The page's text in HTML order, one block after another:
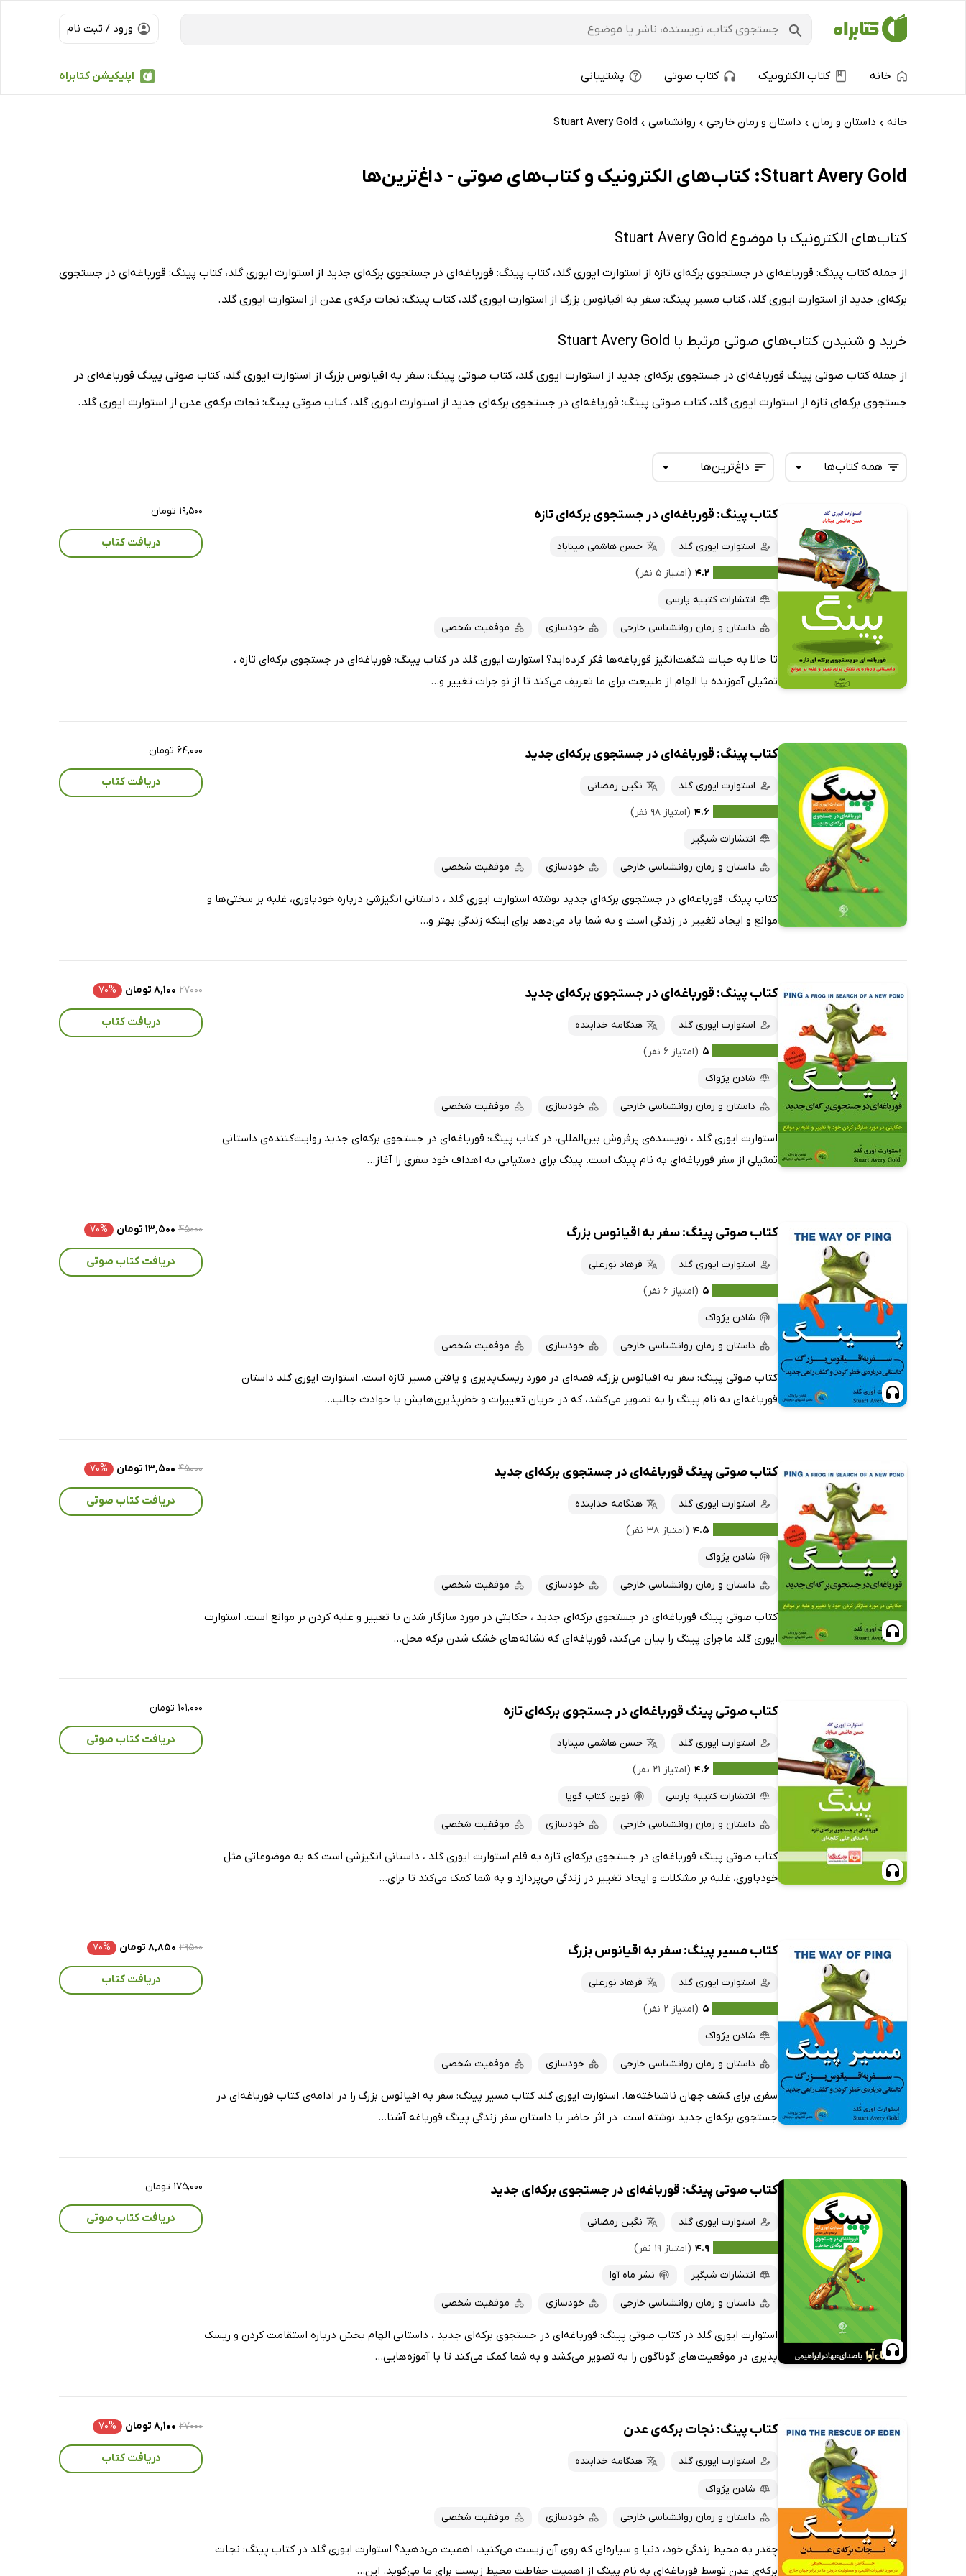
ورود / ثبت نام
اپلیکیشن کتابراه خانه کتاب الکترونیک کتاب صوتی پشتیبانی
خانه › داستان و رمان › داستان و رمان خارجی › روانشناسی ›
Stuart Avery Gold
Stuart Avery Gold: کتاب‌های الکترونیک و کتاب‌های صوتی - داغ‌ترین‌ها
کتاب‌های الکترونیک با موضوع Stuart Avery Gold
از جمله کتاب پینگ: قورباغه‌ای در جستجوی برکه‌ای تازه از استوارت ایوری گلد، کتاب پینگ: قورباغه‌ای در جستجوی برکه‌ای جدید از استوارت ایوری گلد، کتاب پینگ: قورباغه‌ای در جستجوی
برکه‌ای جدید از استوارت ایوری گلد، کتاب مسیر پینگ: سفر به اقیانوس بزرگ از استوارت ایوری گلد، کتاب پینگ: نجات برکه‌ی عدن از استوارت ایوری گلد.
خرید و شنیدن کتاب‌های صوتی مرتبط با Stuart Avery Gold
از جمله کتاب صوتی پینگ قورباغه‌ای در جستجوی برکه‌ای جدید از استوارت ایوری گلد، کتاب صوتی پینگ: سفر به اقیانوس بزرگ از استوارت ایوری گلد، کتاب صوتی پینگ قورباغه‌ای در
جستجوی برکه‌ای تازه از استوارت ایوری گلد، کتاب صوتی پینگ: قورباغه‌ای در جستجوی برکه‌ای جدید از استوارت ایوری گلد، کتاب صوتی پینگ: نجات برکه‌ی عدن از استوارت ایوری گلد.
داغ‌ترین‌ها
تازه‌ها
داغ‌ترین‌ها
پربحث‌ها
ارزان ترین‌ها
همه کتاب‌ها
همه کتاب‌ها
کتاب‌های صوتی
کتاب‌های متنی
کتاب پینگ: قورباغه‌ای در جستجوی برکه‌ای تازه
استوارت ایوری گلد
حسن هاشمی میناباد
۴.۲ (امتیاز ۵ نفر)
انتشارات کتیبه پارسی
داستان و رمان روانشناسی خارجی خودسازی موفقیت شخصی
تا‌ حالا به حیات شگفت‌انگیز قورباغه‌ها فکر کرده‌اید؟ استوارت ایوری گلد در کتاب پینگ: قورباغه‌ای در جستجوی برکه‌ای تازه ،
تمثیلی آموزنده با الهام از طبیعت برای ما تعریف می‌کند تا از نو جرات تغییر و...
۱۹,۵۰۰ تومان
دریافت کتاب
کتاب پینگ: قورباغه‌ای در جستجوی برکه‌ای جدید
استوارت ایوری گلد
نگین رمضانی
۴.۶ (امتیاز ۹۸ نفر)
انتشارات شبگیر
داستان و رمان روانشناسی خارجی خودسازی موفقیت شخصی
کتاب پینگ: قورباغه‌ای در جستجوی برکه‌ای جدید نوشته استوارت ایوری گلد ، داستانی انگیزشی درباره خودباوری، غلبه بر سختی‌ها و
موانع و ایجاد تغییر در زندگی است و به شما یاد می‌دهد برای اینکه زندگی بهتر و...
۶۴,۰۰۰ تومان
دریافت کتاب
کتاب پینگ: قورباغه‌ای در جستجوی برکه‌ای جدید
استوارت ایوری گلد
هنگامه خدابنده
۵ (امتیاز ۶ نفر)
شادن پژواک
داستان و رمان روانشناسی خارجی خودسازی موفقیت شخصی
استوارت ایوری گلد ، نویسنده‌ی پرفروش بین‌المللی، در کتاب پینگ: قورباغه‌ای در جستجوی برکه‌ای جدید روایت‌کننده‌ی داستانی
تمثیلی از سفر قورباغه‌ای به نام پینگ است. پینگ برای دستیابی به اهداف خود سفری را آغاز...
۲۷۰۰۰ ۸,۱۰۰ تومان ۷۰%
دریافت کتاب
کتاب صوتی پینگ: سفر به اقیانوس بزرگ
استوارت ایوری گلد
فرهاد نورعلی
۵ (امتیاز ۶ نفر)
شادن پژواک
داستان و رمان روانشناسی خارجی خودسازی موفقیت شخصی
کتاب صوتی پینگ: سفر به اقیانوس بزرگ، قصه‌ای در مورد ریسک‌پذیری و یافتن مسیر تازه است. استوارت ایوری گلد داستان
قورباغه‌ای به نام پینگ را به تصویر می‌کشد، که در جریان تغییرات و خطرپذیری‌هایش با حوادث جالب...
۴۵۰۰۰ ۱۳,۵۰۰ تومان ۷۰%
دریافت کتاب صوتی
کتاب صوتی پینگ قورباغه‌ای در جستجوی برکه‌ای جدید
استوارت ایوری گلد
هنگامه خدابنده
۴.۵ (امتیاز ۳۸ نفر)
شادن پژواک
داستان و رمان روانشناسی خارجی خودسازی موفقیت شخصی
کتاب صوتی پینگ قورباغه‌ای در جستجوی برکه‌ای جدید ، حکایتی در مورد سازگار شدن با تغییر و غلبه کردن بر موانع است. استوارت
ایوری گلد ماجرای پینگ را بیان می‌کند، قورباغه‌ای که نشانه‌های خشک شدن برکه محل...
۴۵۰۰۰ ۱۳,۵۰۰ تومان ۷۰%
دریافت کتاب صوتی
کتاب صوتی پینگ قورباغه‌ای در جستجوی برکه‌ای تازه
استوارت ایوری گلد
حسن هاشمی میناباد
۴.۶ (امتیاز ۲۱ نفر)
انتشارات کتیبه پارسی
نوین کتاب گویا
داستان و رمان روانشناسی خارجی خودسازی موفقیت شخصی
کتاب صوتی پینگ قورباغه‌ای در جستجوی برکه‌ای تازه به قلم استوارت ایوری گلد ، داستانی انگیزشی است که به موضوعاتی مثل
خودباوری، غلبه بر مشکلات و ایجاد تغییر در زندگی می‌پردازد و به شما کمک می‌کند تا برای...
۱۰۱,۰۰۰ تومان
دریافت کتاب صوتی
کتاب مسیر پینگ: سفر به اقیانوس بزرگ
استوارت ایوری گلد
فرهاد نورعلی
۵ (امتیاز ۲ نفر)
شادن پژواک
داستان و رمان روانشناسی خارجی خودسازی موفقیت شخصی
سفری برای کشف جهان ناشناخته‌ها. استوارت ایوری گلد کتاب مسیر پینگ: سفر به اقیانوس بزرگ را در ادامه‌ی کتاب قورباغه‌ای در
جستجوی برکه‌ای جدید نوشته است. در اثر حاضر با داستان سفر زندگی پینگ قورباغه آشنا...
۲۹۵۰۰ ۸,۸۵۰ تومان ۷۰%
دریافت کتاب
کتاب صوتی پینگ: قورباغه‌ای در جستجوی برکه‌ای جدید
استوارت ایوری گلد
نگین رمضانی
۴.۹ (امتیاز ۱۹ نفر)
انتشارات شبگیر
نشر ماه آوا
داستان و رمان روانشناسی خارجی خودسازی موفقیت شخصی
استوارت ایوری گلد در کتاب صوتی پینگ: قورباغه‌ای در جستجوی برکه‌ای جدید ، داستانی الهام بخش درباره استقامت کردن و ریسک
پذیری در موقعیت‌های گوناگون را به تصویر می‌کشد و به شما کمک می‌کند تا با آموزه‌هایی...
۱۷۵,۰۰۰ تومان
دریافت کتاب صوتی
کتاب پینگ: نجات برکه‌ی عدن
استوارت ایوری گلد هنگامه خدابنده
شادن پژواک
داستان و رمان روانشناسی خارجی خودسازی موفقیت شخصی
چقدر به محیط زندگی خود، دنیا و سیاره‌ای که روی آن زیست می‌کنید، اهمیت می‌دهید؟ استوارت ایوری گلد در کتاب پینگ: نجات
برکه‌ی عدن توسط قورباغه‌ای به نام پینگ از اهمیت حفاظت محیط زیست برای ما می‌گوید. این...
۲۷۰۰۰ ۸,۱۰۰ تومان ۷۰%
دریافت کتاب